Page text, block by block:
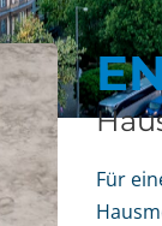
Für